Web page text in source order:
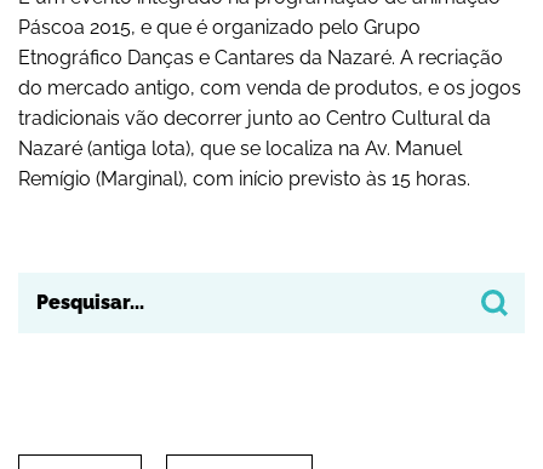
Yahoo! Calendar
Páscoa 2015, e que é organizado pelo Grupo
Etnográfico Danças e Cantares da Nazaré. A recriação
do mercado antigo, com venda de produtos, e os jogos
tradicionais vão decorrer junto ao Centro Cultural da
Nazaré (antiga lota), que se localiza na Av. Manuel
Remígio (Marginal), com início previsto às 15 horas.